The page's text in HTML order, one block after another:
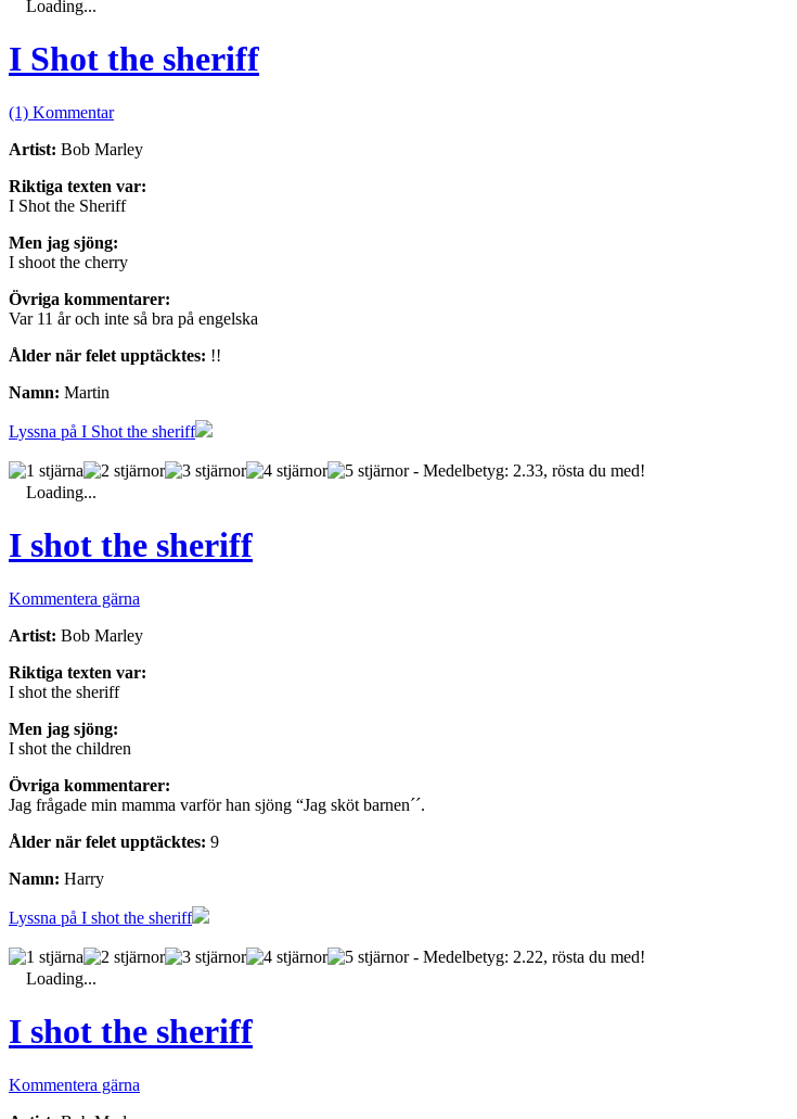
Loading...
I Shot the sheriff
(1) Kommentar
Artist: Bob Marley
Riktiga texten var:
I Shot the Sheriff
Men jag sjöng:
I shoot the cherry
Övriga kommentarer:
Var 11 år och inte så bra på engelska
Ålder när felet upptäcktes: !!
Namn: Martin
Lyssna på I Shot the sheriff
- Medelbetyg: 2.33, rösta du med!
Loading...
I shot the sheriff
Kommentera gärna
Artist: Bob Marley
Riktiga texten var:
I shot the sheriff
Men jag sjöng:
I shot the children
Övriga kommentarer:
Jag frågade min mamma varför han sjöng “Jag sköt barnen´´.
Ålder när felet upptäcktes: 9
Namn: Harry
Lyssna på I shot the sheriff
- Medelbetyg: 2.22, rösta du med!
Loading...
I shot the sheriff
Kommentera gärna